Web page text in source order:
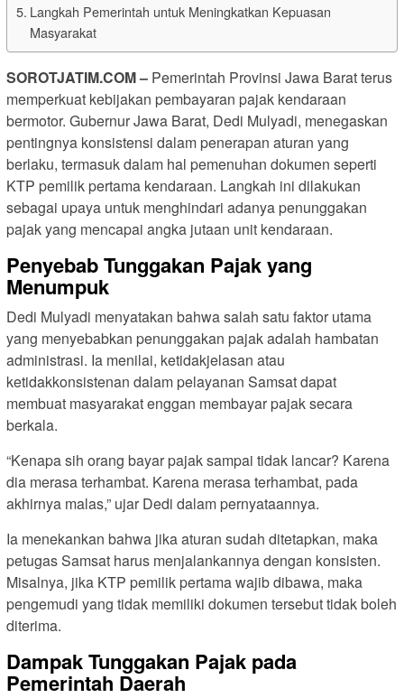
Langkah Pemerintah untuk Meningkatkan Kepuasan
Masyarakat
SOROTJATIM.COM – Pemerintah Provinsi Jawa Barat terus
memperkuat kebijakan pembayaran pajak kendaraan
bermotor. Gubernur Jawa Barat, Dedi Mulyadi, menegaskan
pentingnya konsistensi dalam penerapan aturan yang
berlaku, termasuk dalam hal pemenuhan dokumen seperti
KTP pemilik pertama kendaraan. Langkah ini dilakukan
sebagai upaya untuk menghindari adanya penunggakan
pajak yang mencapai angka jutaan unit kendaraan.
Penyebab Tunggakan Pajak yang
Menumpuk
Dedi Mulyadi menyatakan bahwa salah satu faktor utama
yang menyebabkan penunggakan pajak adalah hambatan
administrasi. Ia menilai, ketidakjelasan atau
ketidakkonsistenan dalam pelayanan Samsat dapat
membuat masyarakat enggan membayar pajak secara
berkala.
“Kenapa sih orang bayar pajak sampai tidak lancar? Karena
dia merasa terhambat. Karena merasa terhambat, pada
akhirnya malas,” ujar Dedi dalam pernyataannya.
Ia menekankan bahwa jika aturan sudah ditetapkan, maka
petugas Samsat harus menjalankannya dengan konsisten.
Misalnya, jika KTP pemilik pertama wajib dibawa, maka
pengemudi yang tidak memiliki dokumen tersebut tidak boleh
diterima.
Dampak Tunggakan Pajak pada
Pemerintah Daerah